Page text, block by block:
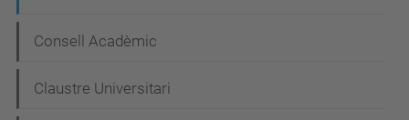
e
a
c
Consell Acadèmic
Claustre Universitari